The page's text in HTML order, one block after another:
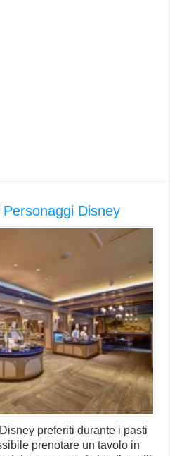
Disney
preferiti durante i pasti
prenotare un tavolo in